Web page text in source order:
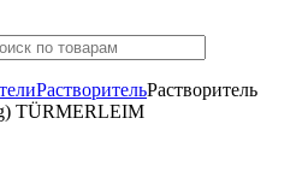
РастворительРастворитель
TÜRMERLEIM